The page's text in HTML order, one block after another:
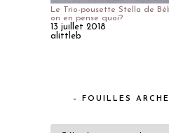
Le Trio-pousette Stella de
on en pense quoi?
13 juillet 2018
alittleb
– FOUILLES